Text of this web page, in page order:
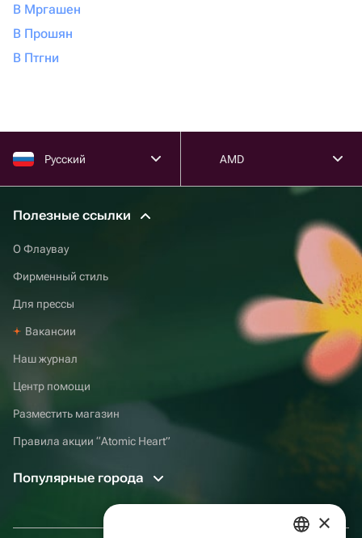
В Мргашен
В Прошян
В Птгни
Русский AMD
Полезные ссылки
О Флаувау
Фирменный стиль
Для прессы
Вакансии
Наш журнал
Центр помощи
Разместить магазин
Правила акции “Atomic Heart”
Популярные города
×